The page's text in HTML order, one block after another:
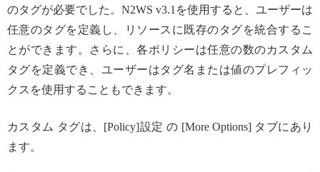
のタグが必要でした。N2WS v3.1を使用すると、ユーザーは
任意のタグを定義し、リソースに既存のタグを統合するこ
とができます。さらに、各ポリシーは任意の数のカスタム
タグを定義でき、ユーザーはタグ名または値のプレフィッ
クスを使用することもできます。
カスタム タグは、[Policy]設定 の [More Options] タブにあり
ます。